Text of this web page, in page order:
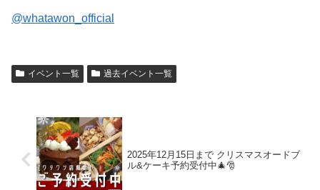
@whatawon_official
イベント一覧 過去イベント一覧
2025年12月15日まで クリスマスオードブ
ル&ケーキ予約受付中🎄🎅